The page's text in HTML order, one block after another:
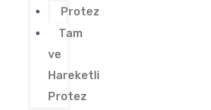
Protez
Tam
ve
Hareketli
Protez